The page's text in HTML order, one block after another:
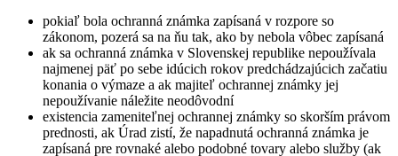
pokiaľ bola ochranná známka zapísaná v rozpore so
zákonom, pozerá sa na ňu tak, ako by nebola vôbec zapísaná
ak sa ochranná známka v Slovenskej republike nepoužívala
najmenej päť po sebe idúcich rokov predchádzajúcich začatiu
konania o výmaze a ak majiteľ ochrannej známky jej
nepoužívanie náležite neodôvodní
existencia zameniteľnej ochrannej známky so skorším právom
prednosti, ak Úrad zistí, že napadnutá ochranná známka je
zapísaná pre rovnaké alebo podobné tovary alebo služby (ak